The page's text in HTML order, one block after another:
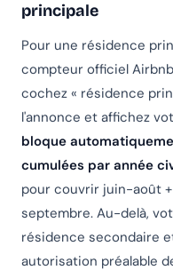
principale
Pour une résidence
compteur officiel
cochez « résidence
l'annonce et affichez
bloque
cumulées par année
pour couvrir juin-août
septembre. Au-delà,
résidence secondaire
autorisation préalable